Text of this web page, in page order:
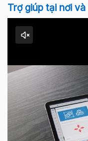
Trợ giúp tại nơi và